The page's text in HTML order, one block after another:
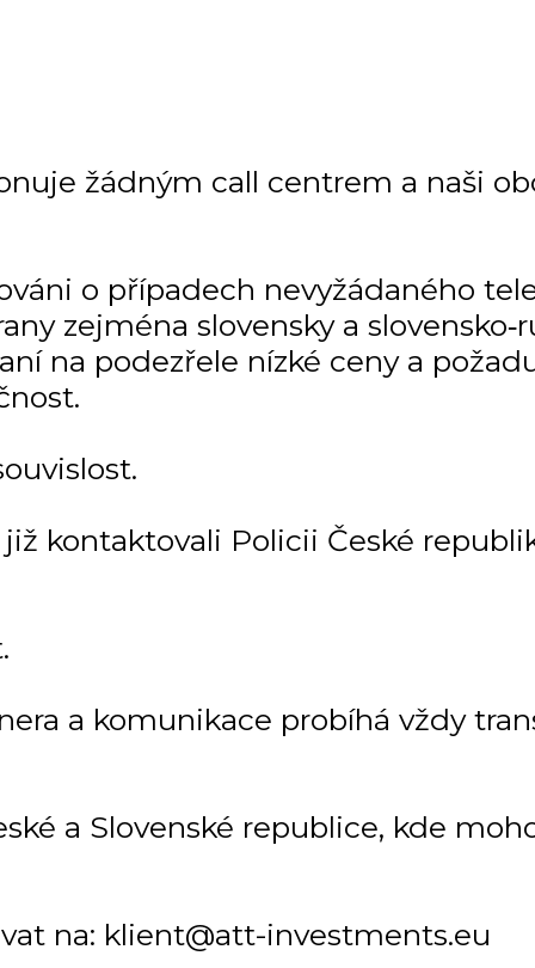
žádným call centrem a naši
o případech nevyžádaného
zejména slovensky a
na podezřele nízké ceny a
kontaktovali Policii České
a komunikace probíhá vždy
a Slovenské republice, kde
na: klient@att-investments.eu